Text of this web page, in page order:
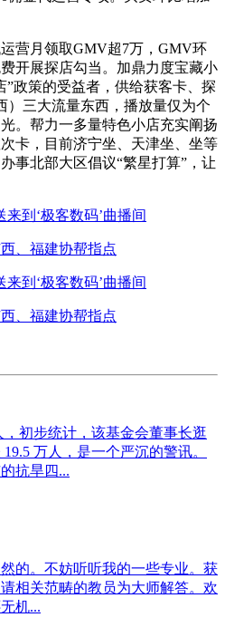
月领取GMV超7万，GMV环
开展探店勾当。加鼎力度宝藏小
”政策的受益者，供给获客卡、探
）三大流量东西，播放量仅为个
。帮力一多量特色小店充实阐扬
卡，目前济宁坐、天津坐、坐等
事北部大区倡议“繁星打算”，让
到‘极客数码’曲播间
、福建协帮指点
到‘极客数码’曲播间
、福建协帮指点
，初步统计，该基金会董事长逛
万人，是一个严沉的警讯。
抗旱四...
的。不妨听听我的一些专业。获
相关范畴的教员为大师解答。欢
机...